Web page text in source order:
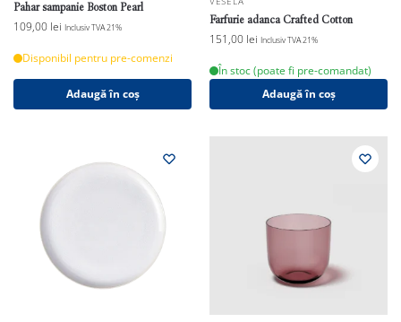
Pahar sampanie Boston Pearl
109,00 lei Inclusiv TVA 21%
Disponibil pentru pre-comenzi
Adaugă în coș
Farfurie adanca Crafted Cotton
151,00 lei Inclusiv TVA 21%
În stoc (poate fi pre-comandat)
Adaugă în coș